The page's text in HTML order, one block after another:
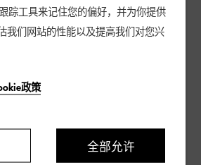
踪工具来记住您的偏好，并为你提供
我们网站的性能以及提高我们对您兴
政策
全部允许